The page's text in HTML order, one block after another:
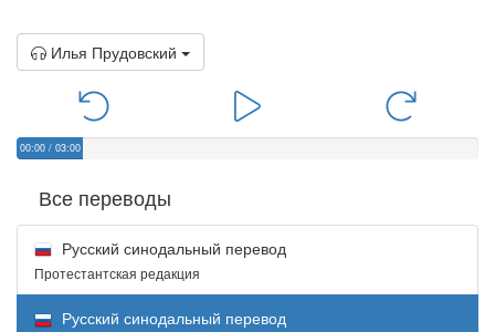
Илья Прудовский
00:00 / 03:00
Все переводы
Русский синодальный перевод
Протестантская редакция
Русский синодальный перевод